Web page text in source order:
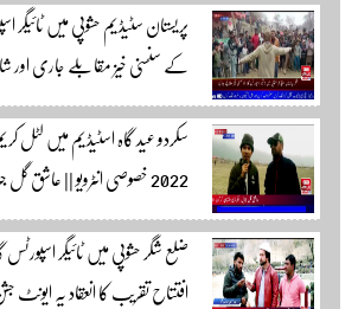
کے سنسنی خیز مقابلے جاری اور
لطف اندوز ہو رہے ہیں۔ سجاد
وڈیوز دیکھنے لئے لئے لنک پر
سکردو عید گاہ اسٹیڈیم میں لٹل
2022 خصوصی انٹرویو || عاشق
کرکٹ ایسوسیشن کیمرہ مین یاور
اسپورٹس ایڈیٹر سکردو مزید
یوٹیوب چینل لنک پر یہاں
افتتاح تقریب کا انعقاد یہ ایونٹ